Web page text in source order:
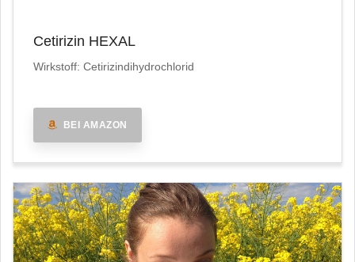
Cetirizin HEXAL
Wirkstoff: Cetirizindihydrochlorid
BEI AMAZON